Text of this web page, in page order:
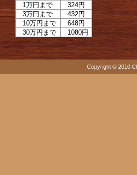
1万円まで
324円
3万円まで
432円
10万円まで
648円
30万円まで
1080円
Copyright © 2010